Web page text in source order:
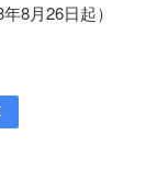
8月26日起）